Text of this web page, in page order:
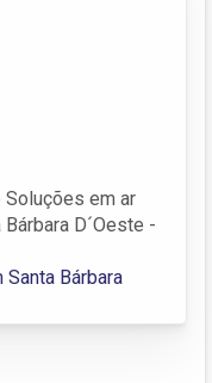
Soluções em ar
D´Oeste -
Bárbara